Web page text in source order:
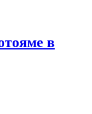
в